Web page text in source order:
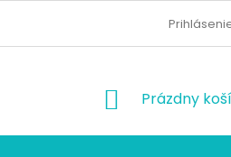
ODSTÚPENIE OD ZMLUVY
NÁKUPNÝ
Prázdny